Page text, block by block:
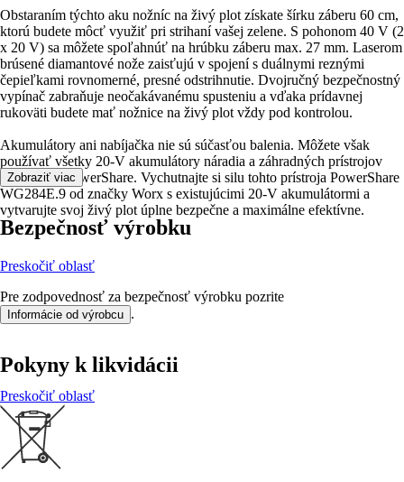
Obstaraním týchto aku nožníc na živý plot získate šírku záberu 60 cm,
ktorú budete môcť využiť pri strihaní vašej zelene. S pohonom 40 V (2
x 20 V) sa môžete spoľahnúť na hrúbku záberu max. 27 mm. Laserom
brúsené diamantové nože zaisťujú v spojení s duálnymi reznými
čepieľkami rovnomerné, presné odstrihnutie. Dvojručný bezpečnostný
vypínač zabraňuje neočakávanému spusteniu a vďaka prídavnej
rukoväti budete mať nožnice na živý plot vždy pod kontrolou.
Akumulátory ani nabíjačka nie sú súčasťou balenia. Môžete však
používať všetky 20-V akumulátory náradia a záhradných prístrojov
radu Worx PowerShare. Vychutnajte si silu tohto prístroja PowerShare
WG284E.9 od značky Worx s existujúcimi 20-V akumulátormi a
vytvarujte svoj živý plot úplne bezpečne a maximálne efektívne.
Zobraziť viac
Bezpečnosť výrobku
Preskočiť oblasť
Pre zodpovednosť za bezpečnosť výrobku pozrite
Informácie od výrobcu .
Pokyny k likvidácii
Preskočiť oblasť